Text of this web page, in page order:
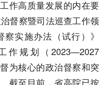
作高质量发展的内在要
督察暨司法巡查工作领
实施办法（试行）》
作规划（2023—2027
为核心的政治督察和突
截至目前，省高院已按